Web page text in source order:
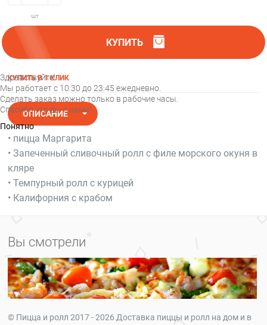
КОНТАКТЫ
Войти
Регистрация
шт
КУПИТЬ
КУПИТЬ В 1 КЛИК
ОПИСАНИЕ
ХАРАКТЕРИСТИКИ
• пицца Маргарита
• Запеченный сливочный ролл с филе морского окуня в
кляре
• Темпурный ролл с курицей
• Калифорния с крабом
Вы смотрели
© Пицца и ролл 2017 - 2026 Доставка пиццы и ролл на дом и в
Здравствуйте!
Мы работает с 10:30 до 23:45 ежедневно.
Сделать заказ можно только в рабочие часы.
Спасибо что вы с нами!
Понятно